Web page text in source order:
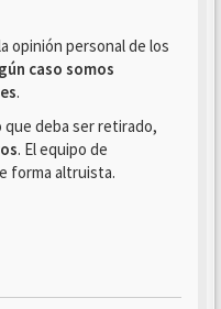
opinión personal de los
caso somos
.
deba ser retirado,
. El equipo de
forma altruista.